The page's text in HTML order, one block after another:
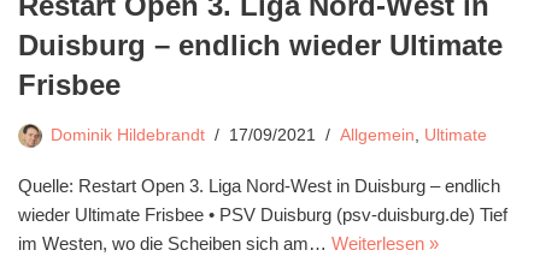
Duisburg – endlich wieder Ultimate
Frisbee
Dominik Hildebrandt 17/09/2021 Allgemein Ultimate
Quelle: Restart Open 3. Liga Nord-West in Duisburg – endlich
wieder Ultimate Frisbee • PSV Duisburg (psv-duisburg.de) Tief
im Westen, wo die Scheiben sich am… Weiterlesen »